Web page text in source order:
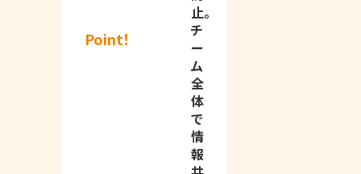
Point！
止。
チ
ー
ム
全
体
で
情
報